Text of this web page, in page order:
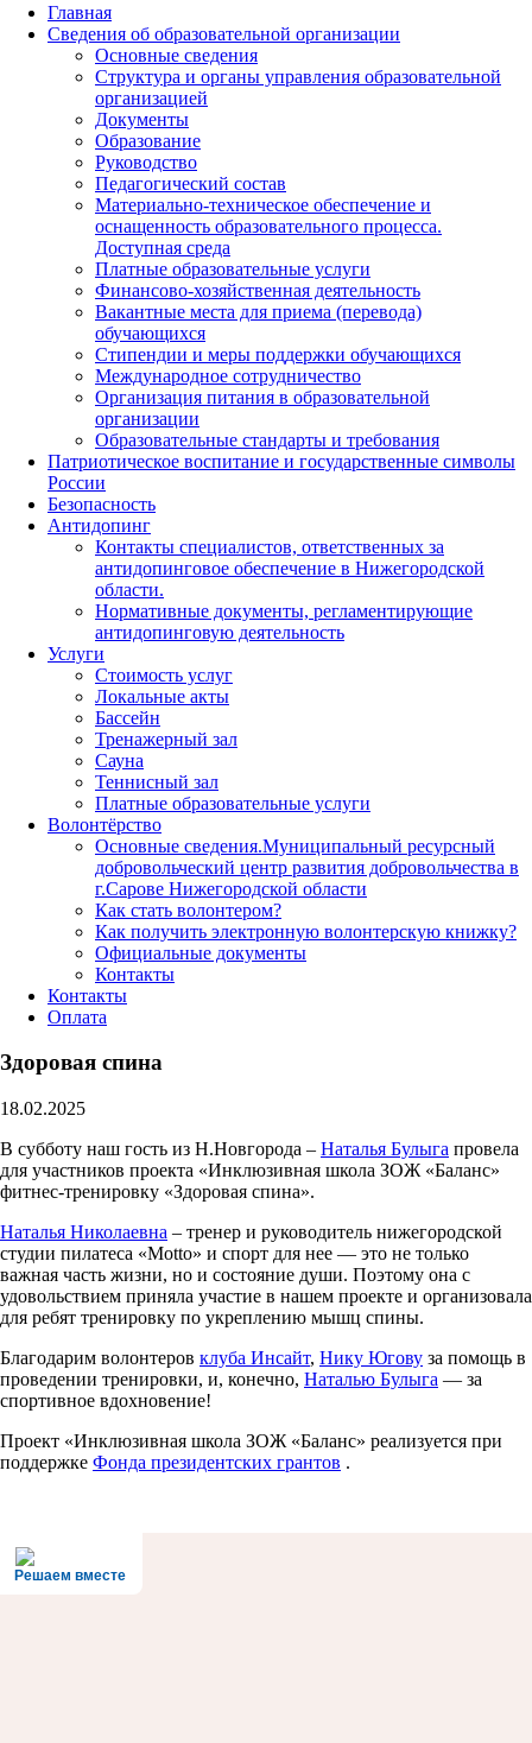
Главная
Сведения об образовательной организации
Основные сведения
Структура и органы управления образовательной
организацией
Документы
Образование
Руководство
Педагогический состав
Материально-техническое обеспечение и
оснащенность образовательного процесса.
Доступная среда
Платные образовательные услуги
Финансово-хозяйственная деятельность
Вакантные места для приема (перевода)
обучающихся
Стипендии и меры поддержки обучающихся
Международное сотрудничество
Организация питания в образовательной
организации
Образовательные стандарты и требования
Патриотическое воспитание и государственные символы
России
Безопасность
Антидопинг
Контакты специалистов, ответственных за
антидопинговое обеспечение в Нижегородской
области.
Нормативные документы, регламентирующие
антидопинговую деятельность
Услуги
Стоимость услуг
Локальные акты
Бассейн
Тренажерный зал
Сауна
Теннисный зал
Платные образовательные услуги
Волонтёрство
Основные сведения.Муниципальный ресурсный
добровольческий центр развития добровольчества в
г.Сарове Нижегородской области
Как стать волонтером?
Как получить электронную волонтерскую книжку?
Официальные документы
Контакты
Контакты
Оплата
Здоровая спина
18.02.2025
В субботу наш гость из Н.Новгорода – Наталья Булыга провела
для участников проекта «Инклюзивная школа ЗОЖ «Баланс»
фитнес-тренировку «Здоровая спина».
Наталья Николаевна – тренер и руководитель нижегородской
студии пилатеса «Мotto» и спорт для нее — это не только
важная часть жизни, но и состояние души. Поэтому она с
удовольствием приняла участие в нашем проекте и организовала
для ребят тренировку по укреплению мышц спины.
Благодарим волонтеров клуба Инсайт, Нику Югову за помощь в
проведении тренировки, и, конечно, Наталью Булыга — за
спортивное вдохновение!
Проект «Инклюзивная школа ЗОЖ «Баланс» реализуется при
поддержке Фонда президентских грантов .
Решаем вместе